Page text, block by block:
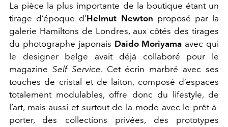
La pièce la plus importante de la boutique étant un
tirage d’époque d’Helmut Newton proposé par la
galerie Hamiltons de Londres, aux côtés des tirages
du photographe japonais Daido Moriyama avec qui
le designer belge avait déjà collaboré pour le
magazine Self Service. Cet écrin marbré avec ses
touches de cristal et de laiton, composé d’espaces
totalement modulables, offre donc du lifestyle, de
l’art, mais aussi et surtout de la mode avec le prêt-à-
porter, des collections privées, des prototypes